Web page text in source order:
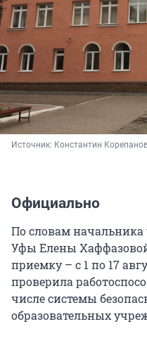
Источник: Константин
Официально
По словам
Уфы Елены
приемку – с 1 по 17
проверила
числе системы
образовательных